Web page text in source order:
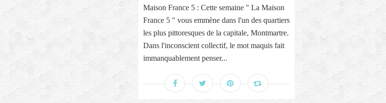
Maison France 5 : Cette semaine " La Maison
France 5 " vous emmène dans l'un des quartiers
les plus pittoresques de la capitale, Montmartre.
Dans l'inconscient collectif, le mot maquis fait
immanquablement penser...